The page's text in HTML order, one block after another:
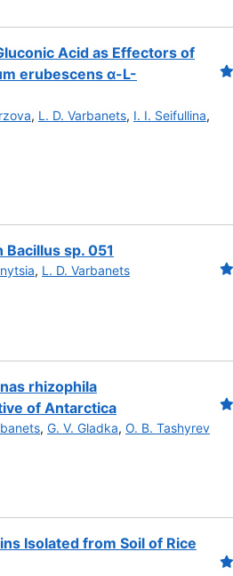
Acid as Effectors of
erubescens α-L-
, L. D. Varbanets, I. I. Seifullina,
sp. 051
, L. D. Varbanets
rhizophila
of Antarctica
, G. V. Gladka, O. B. Tashyrev
Isolated from Soil of Rice